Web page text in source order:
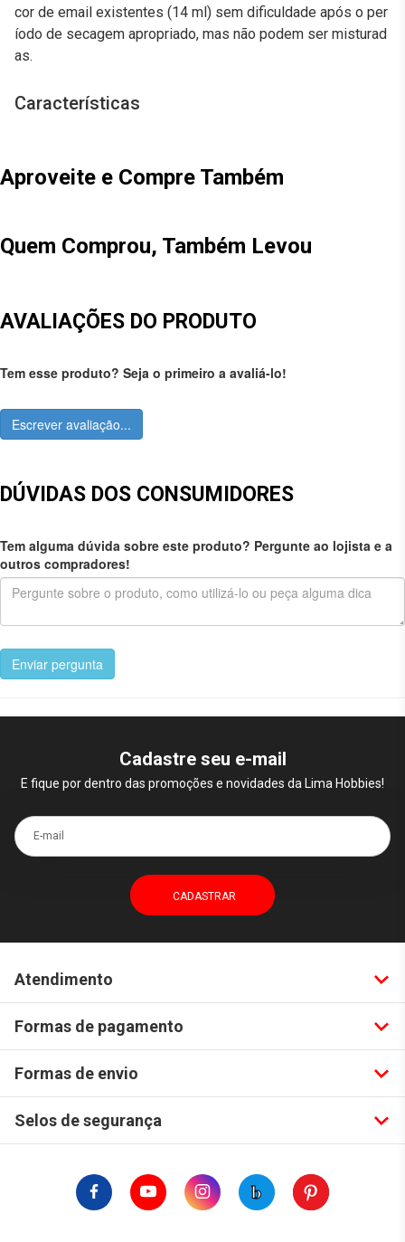
cor de email existentes (14 ml) sem dificuldade após o per
íodo de secagem apropriado, mas não podem ser misturad
as.
Características
Aproveite e Compre Também
Quem Comprou, Também Levou
AVALIAÇÕES DO PRODUTO
Tem esse produto? Seja o primeiro a avaliá-lo!
Escrever avaliação...
DÚVIDAS DOS CONSUMIDORES
Tem alguma dúvida sobre este produto? Pergunte ao lojista e a
outros compradores!
Enviar pergunta
Cadastre seu e-mail
E fique por dentro das promoções e novidades da Lima Hobbies!
E-mail
Atendimento
Formas de pagamento
Formas de envio
Selos de segurança